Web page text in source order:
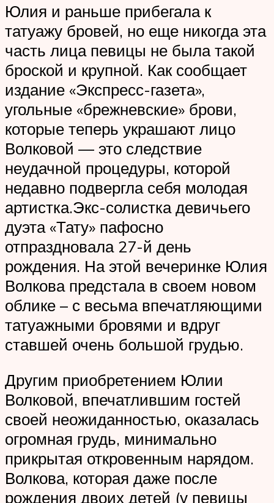
Юлия и раньше прибегала к
татуажу бровей, но еще никогда эта
часть лица певицы не была такой
броской и крупной. Как сообщает
издание «Экспресс-газета»,
угольные «брежневские» брови,
которые теперь украшают лицо
Волковой — это следствие
неудачной процедуры, которой
недавно подвергла себя молодая
артистка.Экс-солистка девичьего
дуэта «Тату» пафосно
отпраздновала 27-й день
рождения. На этой вечеринке Юлия
Волкова предстала в своем новом
облике – с весьма впечатляющими
татуажными бровями и вдруг
ставшей очень большой грудью.
Другим приобретением Юлии
Волковой, впечатлившим гостей
своей неожиданностью, оказалась
огромная грудь, минимально
прикрытая откровенным нарядом.
Волкова, которая даже после
рождения двоих детей (у певицы